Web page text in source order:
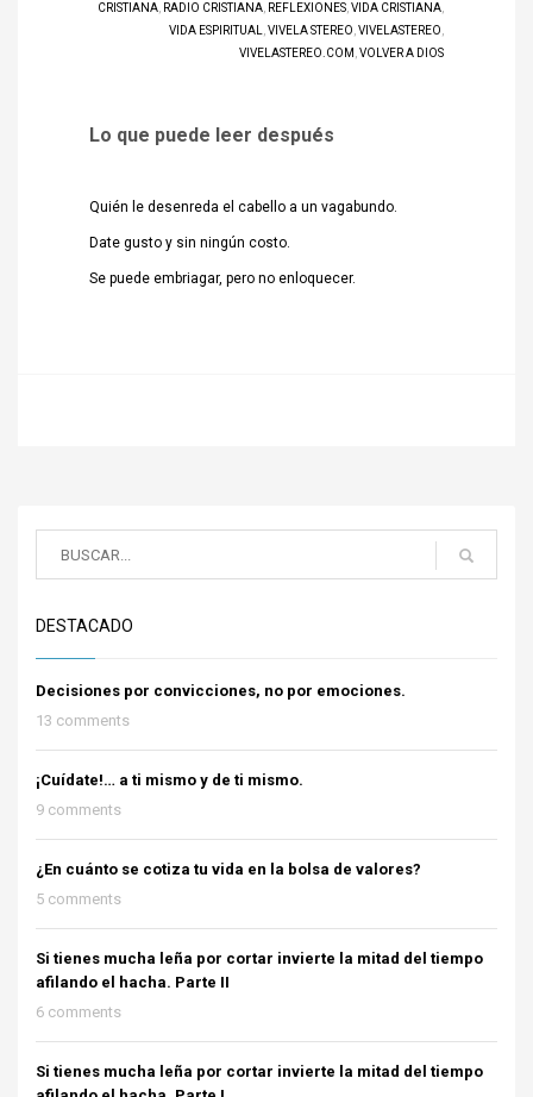
CRISTIANA RADIO CRISTIANA REFLEXIONES VIDA CRISTIANA
VIDA ESPIRITUAL
VIVELA STEREO VIVELASTEREO
VIVELASTEREO.COM VOLVER A DIOS
Lo que puede leer después
Quién le desenreda el cabello a un vagabundo.
Date gusto y sin ningún costo.
Se puede embriagar, pero no enloquecer.
DESTACADO
Decisiones por convicciones, no por emociones.
13 comments
¡Cuídate!… a ti mismo y de ti mismo.
9 comments
¿En cuánto se cotiza tu vida en la bolsa de valores?
5 comments
Si tienes mucha leña por cortar invierte la mitad del tiempo
afilando el hacha. Parte II
6 comments
Si tienes mucha leña por cortar invierte la mitad del tiempo